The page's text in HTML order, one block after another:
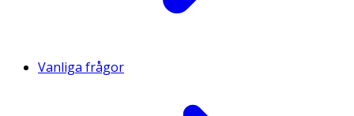
Vanliga frågor